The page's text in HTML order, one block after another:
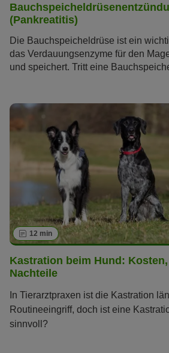
(Pankreatitis)
Die Bauchspeicheldrüse ist ein
das Verdauungsenzyme für den
und speichert. Tritt eine
folgenden Artikel alles, was Sie über
wissen müssen.
12 min
Kastration beim Hund:
Nachteile
In Tierarztpraxen ist die Kastration
Routineeingriff, doch ist eine
sinnvoll?